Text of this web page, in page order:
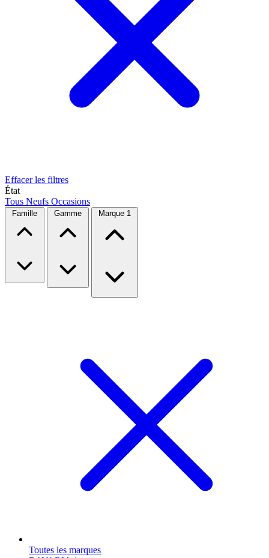
Effacer les filtres
État
Tous Neufs Occasions
Famille Gamme Marque 1
Toutes les marques